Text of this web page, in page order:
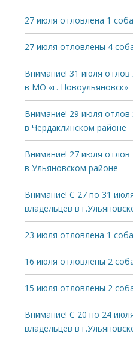
27 июля отловлена 1
27 июля отловлены 4
Внимание! 31 июля
в МО «г. Новоульяновск»
Внимание! 29 июля
в Чердаклинском районе
Внимание! 27 июля
в Ульяновском районе
Внимание! С 27 по 31
владельцев в
23 июля отловлена 1
16 июля отловлены 2
15 июля отловлены 2
Внимание! С 20 по 24
владельцев в